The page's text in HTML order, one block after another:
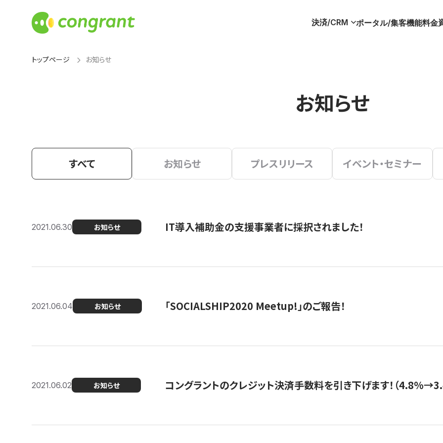
決済/CRM ポータル/集客機能料金
トップページ お知らせ
お知らせ
すべて お知らせ プレスリリース イベント・セミナー
2021.06.30 お知らせ IT導入補助金の支援事業者に採択されました！
2021.06.04 お知らせ 「SOCIALSHIP2020 Meetup!」のご報告！
2021.06.02 お知らせ コングラントのクレジット決済手数料を引き下げます！（